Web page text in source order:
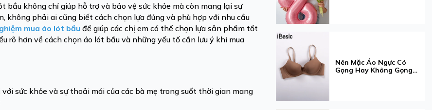
bầu không chỉ giúp hỗ trợ và bảo vệ sức khỏe mà còn mang lại sự
phải ai cũng biết cách chọn lựa đúng và phù hợp với nhu cầu
mua áo lót bầu để giúp các chị em có thể chọn lựa sản phẩm tốt
rõ hơn về cách chọn áo lót bầu và những yếu tố cần lưu ý khi mua
sức khỏe và sự thoải mái của các bà mẹ trong suốt thời gian mang
Nên Mặc Áo Ngực Có
Gọng Hay Không Gọng?